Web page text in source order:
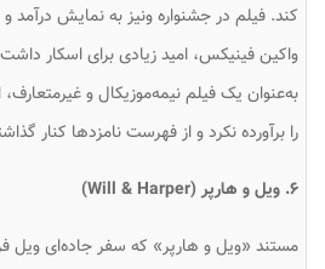
کند. فیلم در جشنواره ونیز به نمایش درآمد
واکین فینیکس، امید زیادی برای اسکار
به‌عنوان یک فیلم نیمه‌موزیکال و
را برآورده نکرد و از فهرست نامزدها کنار
۶. ویل و هارپر (Will & Harper)
مستند «ویل و هارپر» که سفر جاده‌ای ویل